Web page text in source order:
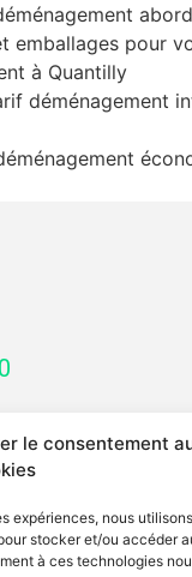
le consentement
expériences, nous
stocker et/ou accéder
à ces technologies
emballages pour
à Quantilly
déménagement